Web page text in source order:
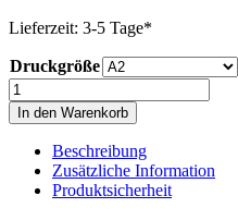
Lieferzeit: 3-5 Tage*
Druckgröße
Miss
Yin
Menge
In den Warenkorb
Beschreibung
Zusätzliche Information
Produktsicherheit